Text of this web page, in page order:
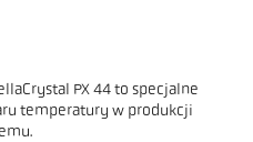
PX 44 to specjalne
temperatury w produkcji